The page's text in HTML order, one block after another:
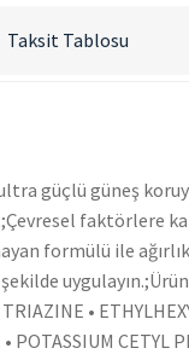
Taksit Tablosu
güçlü güneş
faktörlere
formülü ile
•
POTASSIUM CETYL